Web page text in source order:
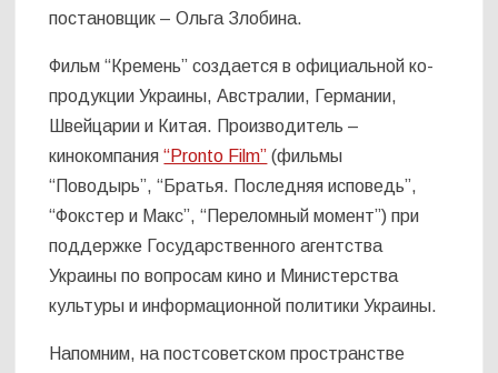
постановщик – Ольга Злобина.
Фильм “Кремень” создается в официальной ко-
продукции Украины, Австралии, Германии,
Швейцарии и Китая. Производитель –
кинокомпания“Pronto Film” (фильмы
“Поводырь”, “Братья. Последняя исповедь”,
“Фокстер и Макс”, “Переломный момент”) при
поддержке Государственного агентства
Украины по вопросам кино и Министерства
культуры и информационной политики Украины.
Напомним, на постсоветском пространстве